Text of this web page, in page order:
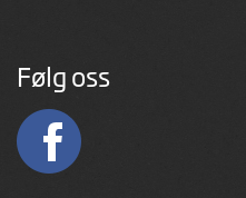
Følg oss